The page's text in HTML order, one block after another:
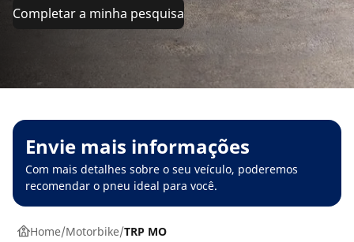
Completar a minha pesquisa
Envie mais informações
Com mais detalhes sobre o seu veículo, poderemos
recomendar o pneu ideal para você.
Home Motorbike TRP MO